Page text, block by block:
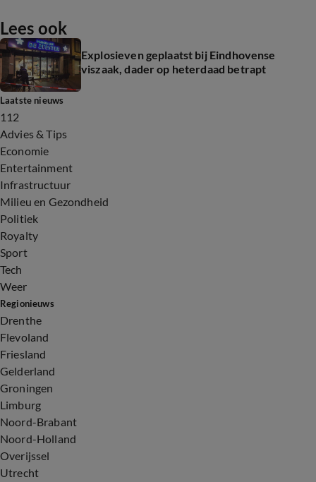
Lees ook
Explosieven geplaatst bij Eindhovense
viszaak, dader op heterdaad betrapt
Laatste nieuws
112
Advies & Tips
Economie
Entertainment
Infrastructuur
Milieu en Gezondheid
Politiek
Royalty
Sport
Tech
Weer
Regionieuws
Drenthe
Flevoland
Friesland
Gelderland
Groningen
Limburg
Noord-Brabant
Noord-Holland
Overijssel
Utrecht